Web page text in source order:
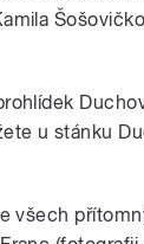
u stánku
všech